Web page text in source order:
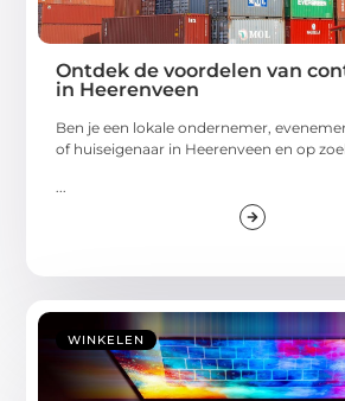
Ontdek de voordelen van
in Heerenveen
Ben je een lokale ondernemer,
of huiseigenaar in Heerenveen en op
...
WINKELEN